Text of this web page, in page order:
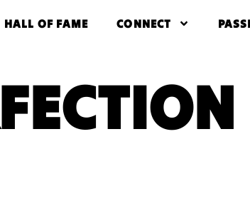
HALL OF FAME CONNECT